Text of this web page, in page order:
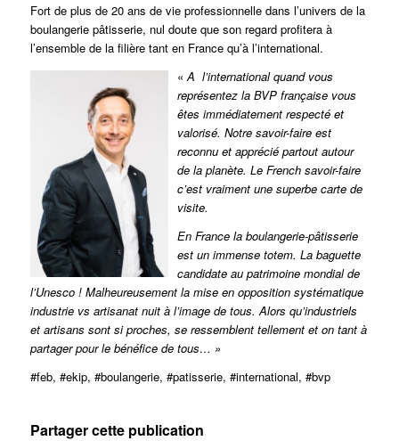
Fort de plus de 20 ans de vie professionnelle dans l’univers de la
boulangerie pâtisserie, nul doute que son regard profitera à
l’ensemble de la filière tant en France qu’à l’international.
« A l’international quand vous
représentez la BVP française vous
êtes immédiatement respecté et
valorisé. Notre savoir-faire est
reconnu et apprécié partout autour
de la planète. Le French savoir-faire
c’est vraiment une superbe carte de
visite.
En France la boulangerie-pâtisserie
est un immense totem. La baguette
candidate au patrimoine mondial de
l’Unesco ! Malheureusement la mise en opposition systématique
industrie vs artisanat nuit à l’image de tous. Alors qu’industriels
et artisans sont si proches, se ressemblent tellement et on tant à
partager pour le bénéfice de tous… »
#feb, #ekip, #boulangerie, #patisserie, #international, #bvp
Partager cette publication